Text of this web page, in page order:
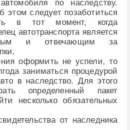
по наследству.
этом следует позаботиться
в тот момент, когда
автотранспорта является
и отвечающим за
оформить не успели, то
заниматься процедурой
в наследство. Для этого
определенный пакет
несколько обязательных
от наследника